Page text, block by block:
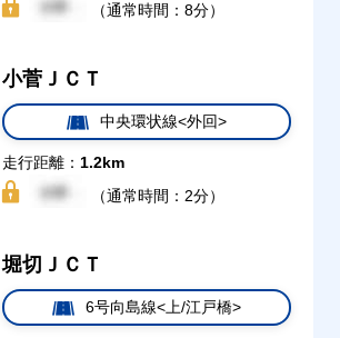
（通常時間：8分）
小菅ＪＣＴ
中央環状線<外回>
走行距離： 1.2km
（通常時間：2分）
堀切ＪＣＴ
6号向島線<上/江戸橋>